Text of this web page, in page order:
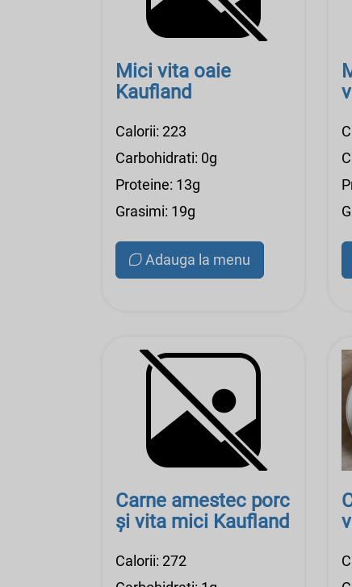
Mici vita oaie
Kaufland
Calorii: 223
Carbohidrati: 0g
Proteine: 13g
Grasimi: 19g
Adauga la menu
Carne amestec porc
și vita mici Kaufland
Calorii: 272